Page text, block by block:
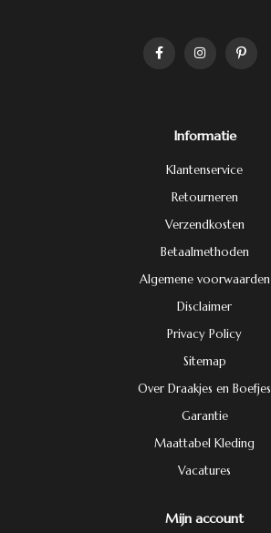
Informatie
Klantenservice
Retourneren
Verzendkosten
Betaalmethoden
Algemene voorwaarden
Disclaimer
Privacy Policy
Sitemap
Over Draakjes en Boefjes
Garantie
Maattabel Kleding
Vacatures
Mijn account